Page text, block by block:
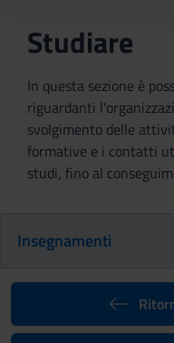
Studiare
In questa sezione è
riguardanti
svolgimento delle
formative e i contatti
studi, fino al
Insegnamenti